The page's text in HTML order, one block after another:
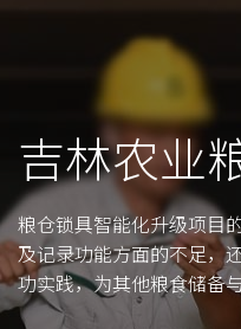
吉林农业
粮仓锁具智能化升级项目
及记录功能方面的不足，
功实践，为其他粮食储备